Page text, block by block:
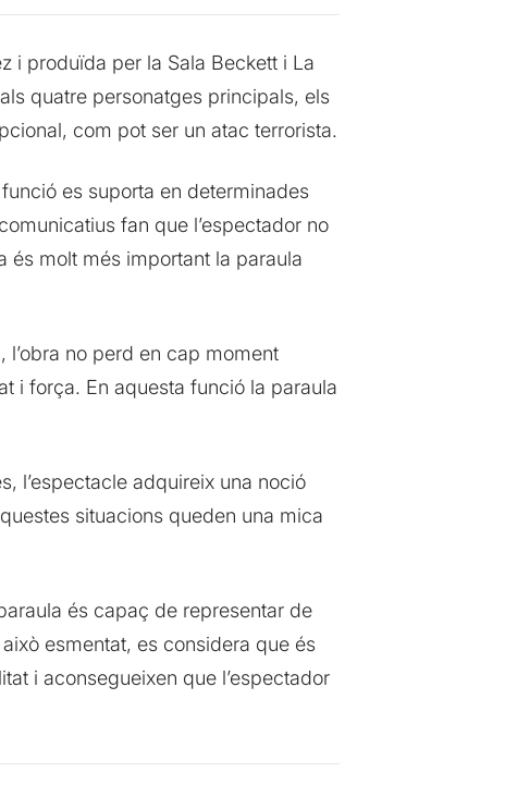
i produïda per la Sala Beckett i La
quatre personatges principals, els
com pot ser un atac terrorista.
es suporta en determinades
fan que l’espectador no
és molt més important la paraula
no perd en cap moment
i força. En aquesta funció la paraula
l’espectacle adquireix una noció
situacions queden una mica
és capaç de representar de
esmentat, es considera que és
i aconsegueixen que l’espectador